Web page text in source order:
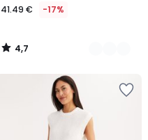
41.49 € -17%
4,7
/